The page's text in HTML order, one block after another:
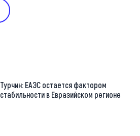
Турчин: ЕАЭС остается фактором
стабильности в Евразийском регионе